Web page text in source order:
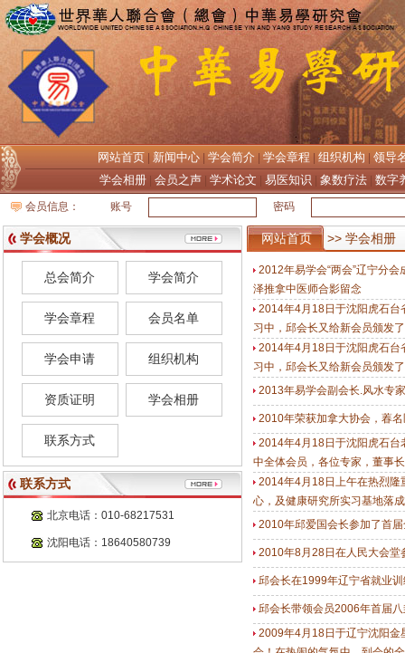
网站首页 新闻中心 学会简介 学会章程 组织机构
领导
学会相册 |会员之声 |学术论文 |易医知识 |象数疗法 |数字
会员信息： 账号 密码
学会概况
总会简介 学会简介
学会章程 会员名单
学会申请 组织机构
资质证明 学会相册
联系方式
联系方式
北京电话：010-68217531
沈阳电话：18640580739
网站首页 >> 学会相册
2012年易学会“两会”辽宁分
泽推拿中医师合影留念
2014年4月18日于沈阳虎石台
习中，邱会长又给新会员颁发
2014年4月18日于沈阳虎石台
习中，邱会长又给新会员颁发
2013年易学会副会长.风水专
2010年荣获加拿大协会，萶
2014年4月18日于沈阳虎石台
中全体会员，各位专家，董事
2014年4月18日上午在热烈隆
心，及健康研究所实习基地落
2010年邱爱国会长参加了首
2010年8月28日在人民大会堂
邱会长在1999年辽宁省就业
邱会长带领会员2006年首届
2009年4月18日于辽宁沈阳金